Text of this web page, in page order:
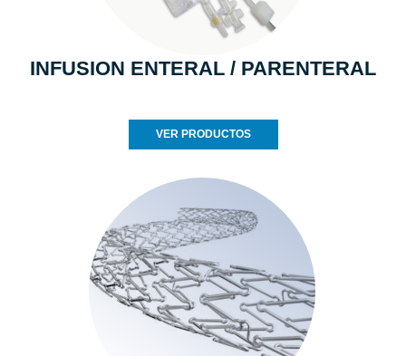
INFUSION ENTERAL / PARENTERAL
VER PRODUCTOS